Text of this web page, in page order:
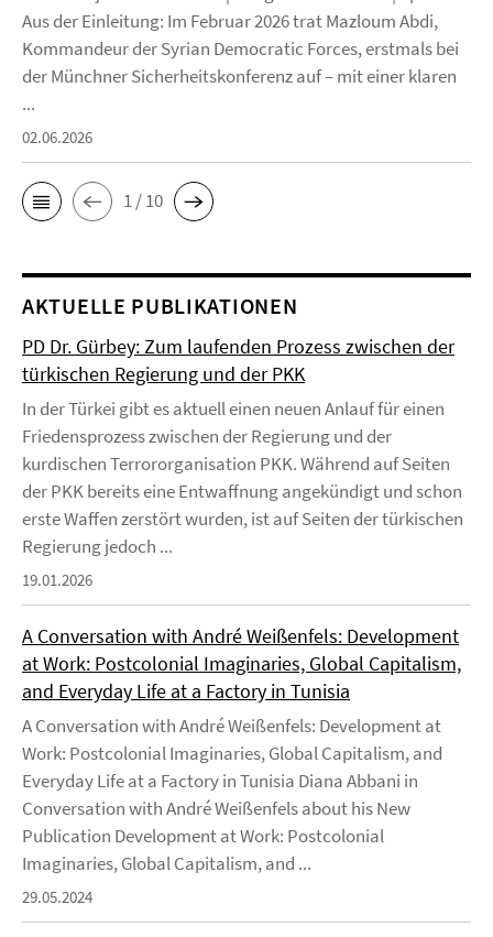
Aus der Einleitung: Im Februar 2026 trat Mazloum Abdi,
Kommandeur der Syrian Democratic Forces, erstmals bei
der Münchner Sicherheitskonferenz auf – mit einer klaren
...
02.06.2026
1 / 10
AKTUELLE PUBLIKATIONEN
PD Dr. Gürbey: Zum laufenden Prozess zwischen der
türkischen Regierung und der PKK
In der Türkei gibt es aktuell einen neuen Anlauf für einen
Friedensprozess zwischen der Regierung und der
kurdischen Terrororganisation PKK. Während auf Seiten
der PKK bereits eine Entwaffnung angekündigt und schon
erste Waffen zerstört wurden, ist auf Seiten der türkischen
Regierung jedoch ...
19.01.2026
A Conversation with André Weißenfels: Development
at Work: Postcolonial Imaginaries, Global Capitalism,
and Everyday Life at a Factory in Tunisia
A Conversation with André Weißenfels: Development at
Work: Postcolonial Imaginaries, Global Capitalism, and
Everyday Life at a Factory in Tunisia Diana Abbani in
Conversation with André Weißenfels about his New
Publication Development at Work: Postcolonial
Imaginaries, Global Capitalism, and ...
29.05.2024